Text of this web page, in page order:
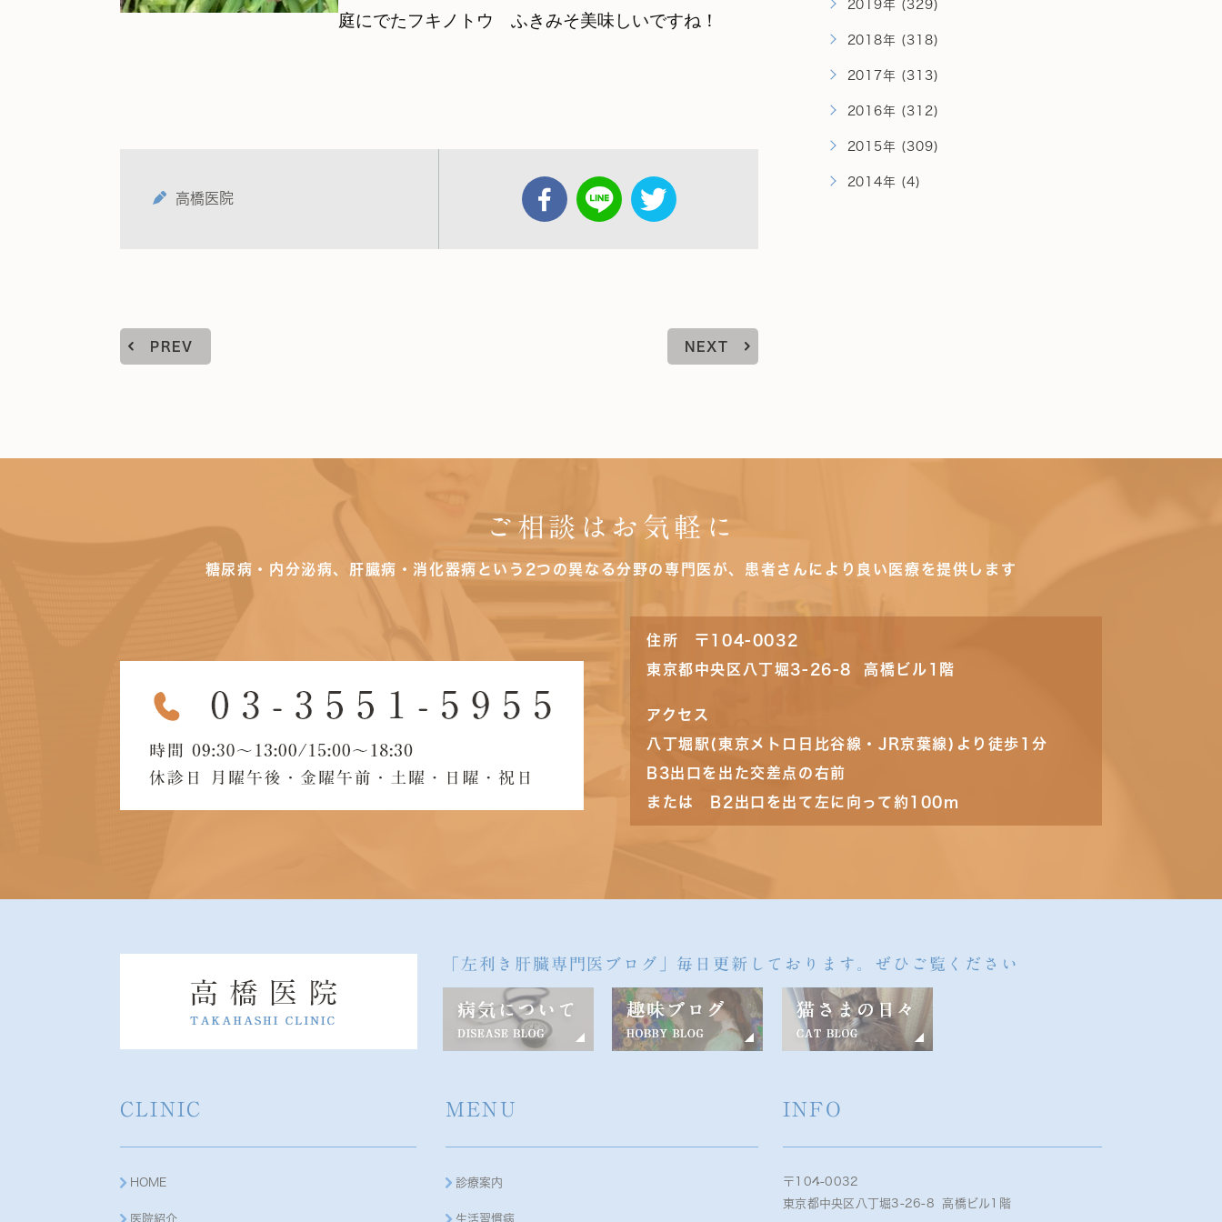
庭にでたフキノトウ ふきみそ美味しいですね！
高橋医院
PREV NEXT
2019年 (329)
2018年 (318)
2017年 (313)
2016年 (312)
2015年 (309)
2014年 (4)
ご相談はお気軽に
糖尿病・内分泌病、肝臓病・消化器病という2つの異なる分野の専門医が、患者さんにより良い医療を提供します
住所 〒104-0032
東京都中央区八丁堀3-26-8 高橋ビル1階
アクセス
八丁堀駅(東京メトロ日比谷線・JR京葉線)より徒歩1分
B3出口を出た交差点の右前
または B2出口を出て左に向って約100m
「左利き肝臓専門医ブログ」毎日更新しております。ぜひご覧ください
CLINIC
HOME
医院紹介
MENU
診療案内
生活習慣病
INFO
〒104-0032
東京都中央区八丁堀3-26-8 高橋ビル1階